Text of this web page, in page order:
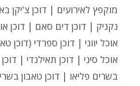
מוקפץ לאירועים | דוכן צ'יקן
נקניק | דוכן דים סאם | דוכן
אוכל יווני | דוכן ספרדי (דוכן
אוכל סיני | דוכן תאילנדי |
בשרים פליאו | דוכן טאבון